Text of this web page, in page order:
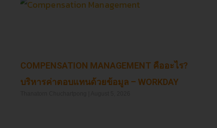
COMPENSATION MANAGEMENT คืออะไร?
บริหารค่าตอบแทนด้วยข้อมูล – WORKDAY